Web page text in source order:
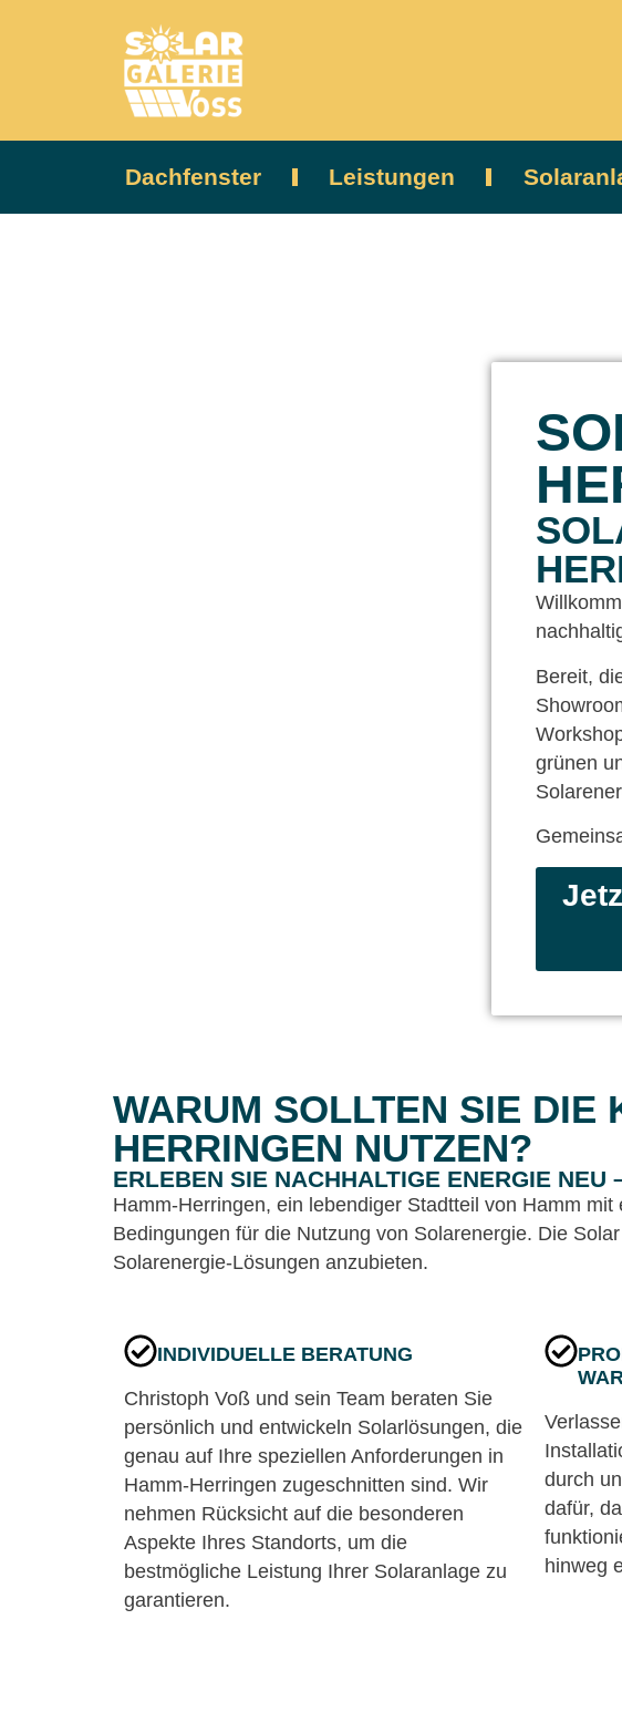
Dachfenster Leistungen
Bereit,
grünen
WARUM SOLLTEN SIE DIE
HERRINGEN NUTZEN?
ERLEBEN SIE NACHHALTIGE ENERGIE
Hamm-Herringen, ein lebendiger Stadtteil von Hamm
Bedingungen für die Nutzung von Solarenergie. Die
Solarenergie-Lösungen anzubieten.
INDIVIDUELLE BERATUNG
Christoph Voß und sein Team beraten Sie
persönlich und entwickeln Solarlösungen, die
genau auf Ihre speziellen Anforderungen in
Hamm-Herringen zugeschnitten sind. Wir
nehmen Rücksicht auf die besonderen
Aspekte Ihres Standorts, um die
bestmögliche Leistung Ihrer Solaranlage zu
garantieren.
durch
dafür,
hinweg